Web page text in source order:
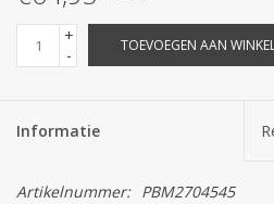
+
-
TOEVOEGEN AAN
Informatie
Artikelnummer: PBM2704545